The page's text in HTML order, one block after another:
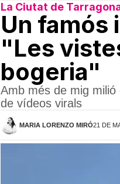
La Ciutat de
Un famós
"Les
bogeria"
Amb més de mig
de vídeos virals
MARIA LORENZO MIRÓ21 DE